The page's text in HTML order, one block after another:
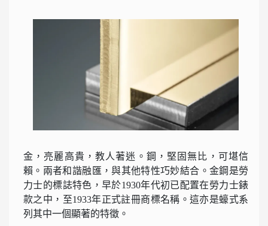
金，亮麗高貴，教人著迷。鋼，堅固無比，可堪信
賴。兩者和諧融匯，與其他特性巧妙結合。金鋼是勞
力士的標誌特色，早於1930年代初已配置在勞力士錶
款之中，至1933年正式註冊商標名稱。這亦是蠔式系
列其中一個顯著的特徵。